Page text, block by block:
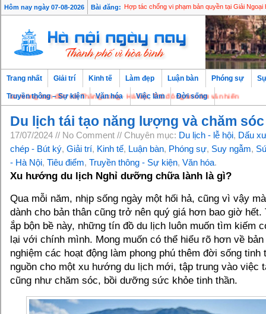
Hôm nay ngày 07-08-2026 Bài đăng: Hợp tác chống vi phạm bản quyền tại Giải Ngoại
bạn đến với Thăng Long - Hà Nội, Thủ đô ngàn năm văn hiến
Trang nhất Giải trí Kinh tế Làm đẹp Luận bàn Phóng sự
Truyền thông – Sự kiện Văn hóa Việc làm Đời sống
Du lịch tái tạo năng lượng và chăm
17/07/2024 // No Comment // Chuyên mục: Du lịch - lễ hội, Dấu
chép - Bút ký, Giải trí, Kinh tế, Luận bàn, Phóng sự, Suy ngẫm,
- Hà Nội, Tiêu điểm, Truyền thông - Sự kiện, Văn hóa.
Xu hướng du lịch Nghỉ dưỡng chữa lành là gì?
Qua mỗi năm, nhịp sống ngày một hối hả, cũng vì vậy
dành cho bản thân cũng trở nên quý giá hơn bao giờ hết.
ắp bộn bề này, những tín đồ du lịch luôn muốn tìm kiếm
lại với chính mình. Mong muốn có thể hiểu rõ hơn về
nghiệm các hoạt động làm phong phú thêm đời sống tinh
nguồn cho một xu hướng du lịch mới, tập trung vào việc
cũng như chăm sóc, bồi dưỡng sức khỏe tinh thần.